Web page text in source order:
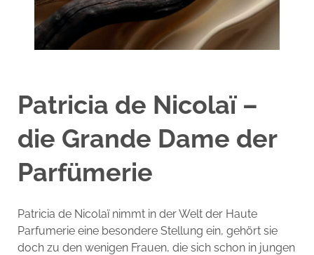
Patricia de Nicolaï –
die Grande Dame der
Parfümerie
Patricia de Nicolaï nimmt in der Welt der Haute
Parfumerie eine besondere Stellung ein, gehört sie
doch zu den wenigen Frauen, die sich schon in jungen